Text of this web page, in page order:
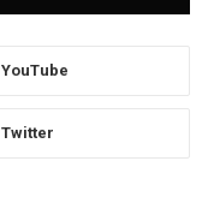
YouTube
Twitter